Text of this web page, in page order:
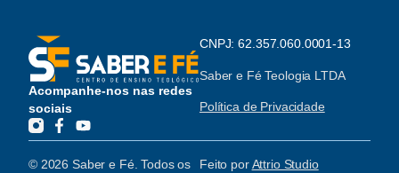
Acompanhe-nos nas redes
sociais
CNPJ: 62.357.060.0001-13
Saber e Fé Teologia LTDA
Política de Privacidade
© 2026 Saber e Fé. Todos os
Feito porAttrio Studio